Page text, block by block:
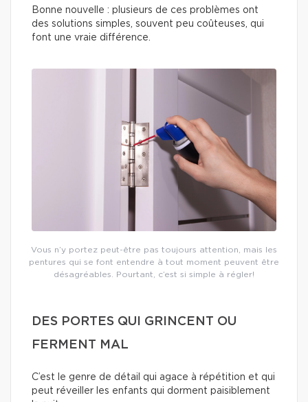
Bonne nouvelle : plusieurs de ces problèmes ont
des solutions simples, souvent peu coûteuses, qui
font une vraie différence.
Vous n’y portez peut-être pas toujours attention, mais les
pentures qui se font entendre à tout moment peuvent être
désagréables. Pourtant, c’est si simple à régler!
DES PORTES QUI GRINCENT OU
FERMENT MAL
C’est le genre de détail qui agace à répétition et qui
peut réveiller les enfants qui dorment paisiblement